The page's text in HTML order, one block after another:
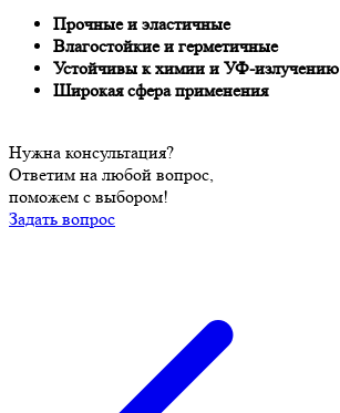
Прочные и эластичные
Влагостойкие и герметичные
Устойчивы к химии и УФ-излучению
Широкая сфера применения
Нужна консультация?
Ответим на любой вопрос,
поможем с выбором!
Задать вопрос